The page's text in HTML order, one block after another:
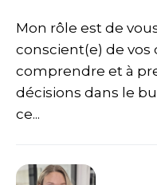
Mon rôle est de
conscient(e) de vos
comprendre et à
décisions dans le
ce...